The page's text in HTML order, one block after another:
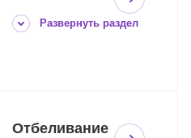
Развернуть раздел
Отбеливание